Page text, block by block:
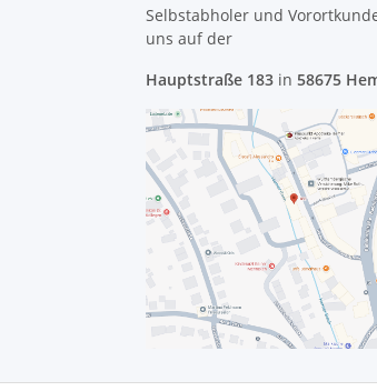
Selbstabholer und
uns auf der
Hauptstraße 183 in 58675